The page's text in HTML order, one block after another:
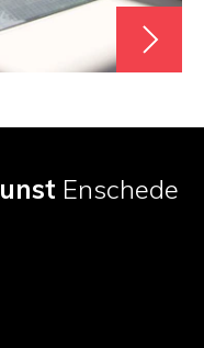
Enschede